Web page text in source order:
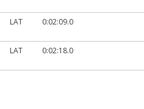
LAT 0:02:09.0
LAT 0:02:18.0